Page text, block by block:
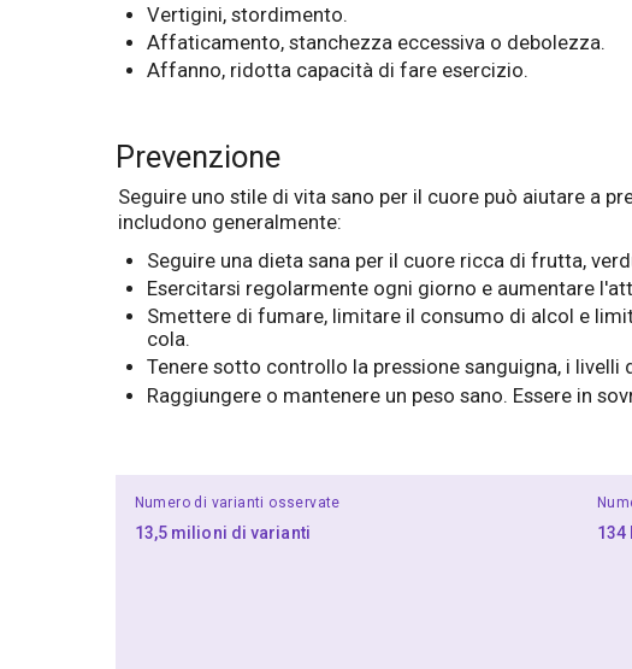
Vertigini, stordimento.
Affaticamento, stanchezza eccessiva o debolezza.
Affanno, ridotta capacità di fare esercizio.
Prevenzione
Seguire uno stile di vita sano per il cuore può aiutare a
includono generalmente:
Seguire una dieta sana per il cuore ricca di frutta,
Esercitarsi regolarmente ogni giorno e aumentare
Smettere di fumare, limitare il consumo di alcol e
cola.
Tenere sotto controllo la pressione sanguigna, i
Raggiungere o mantenere un peso sano. Essere in
Numero di varianti osservate
13,5 milioni di varianti 134